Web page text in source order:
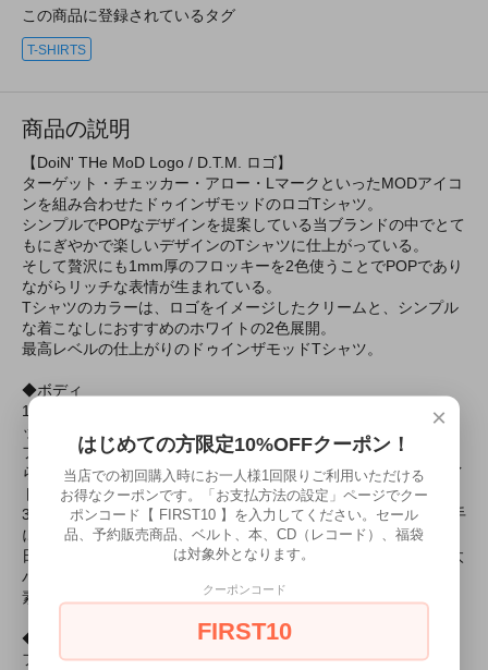
この商品に登録されているタグ
T-SHIRTS
商品の説明
【DoiN' THe MoD Logo / D.T.M. ロゴ】
ターゲット・チェッカー・アロー・LマークといったMODアイコ
ンを組み合わせたドゥインザモッドのロゴTシャツ。
シンプルでPOPなデザインを提案している当ブランドの中でとて
もにぎやかで楽しいデザインのTシャツに仕上がっている。
そして贅沢にも1mm厚のフロッキーを2色使うことでPOPであり
ながらリッチな表情が生まれている。
Tシャツのカラーは、ロゴをイメージしたクリームと、シンプル
な着こなしにおすすめのホワイトの2色展開。
最高レベルの仕上がりのドゥインザモッドTシャツ。
◆ボディ
1963年当初から50年間変わらない型紙を使い生産されるクラシ
ックなヨーロッパ・スタイルの日本製Tシャツを使用。
フランスをはじめとしたヨーロッパのヴィンテージTシャツに見
られる伸縮性抜群なフライス生地は、心地よいフィット感とタイ
トなシルエットを約束する。
36番手コーマ糸による絶妙な厚み、上質でつややかな素材感は手
にとれば違いがわかるだろう。
日本製ならではの丁寧な作り、頑丈さを追求した唯一無二、極太
バインダーネックが存在感抜群。
素材：綿100%、生地：フライス
◆プリント
フロント：1mmフロッキープリント / ブラック, レッド
×
はじめての方限定10%OFFクーポン！
当店での初回購入時にお一人様1回限りご利用いただける
お得なクーポンです。「お支払方法の設定」ページでクー
ポンコード【 FIRST10 】を入力してください。セール
品、予約販売商品、ベルト、本、CD（レコード）、福袋
は対象外となります。
クーポンコード
FIRST10